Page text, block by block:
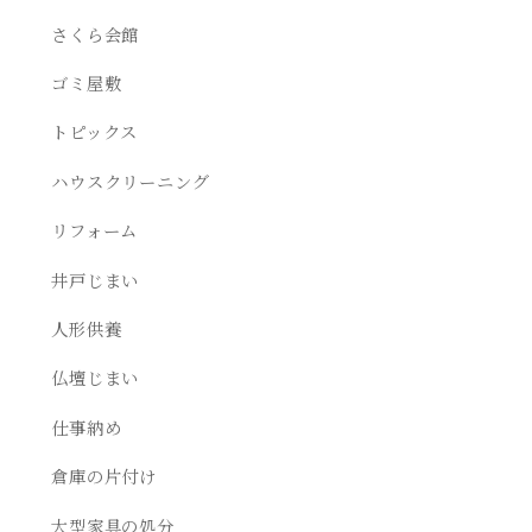
さくら会館
ゴミ屋敷
トピックス
ハウスクリーニング
リフォーム
井戸じまい
人形供養
仏壇じまい
仕事納め
倉庫の片付け
大型家具の処分